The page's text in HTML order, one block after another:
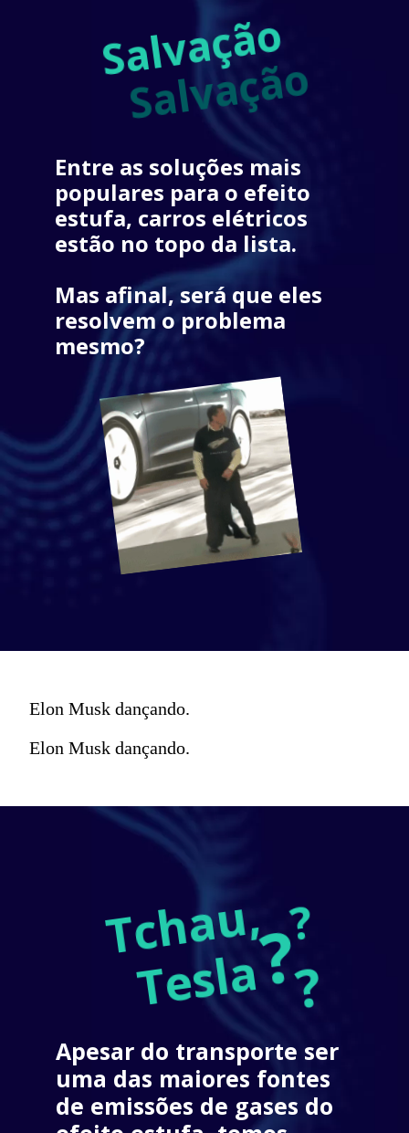
Salvação
Salvação
Entre as soluções mais
populares para o efeito
estufa, carros elétricos
estão no topo da lista.
Mas afinal, será que eles
resolvem o problema
mesmo?
Elon Musk dançando.
Elon Musk dançando.
Tchau,
Tesla??
?
Apesar do transporte ser
uma das maiores fontes
de emissões de gases do